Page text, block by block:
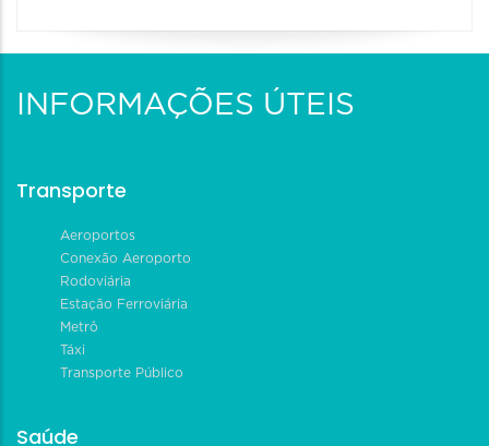
INFORMAÇÕES ÚTEIS
Transporte
Aeroportos
Conexão Aeroporto
Rodoviária
Estação Ferroviária
Metrô
Táxi
Transporte Público
Saúde